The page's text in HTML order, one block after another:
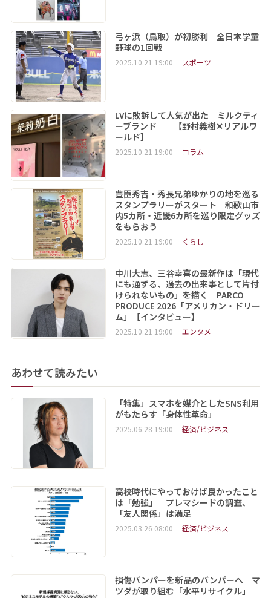
弓ヶ浜（鳥取）が初勝利 全日本学童
野球の1回戦
2025.10.21 19:00 スポーツ
LVに敗訴して人気が出た ミルクティ
ーブランド 【野村義樹✕リアルワ
ールド】
2025.10.21 19:00 コラム
豊臣秀吉・秀長兄弟ゆかりの地を巡る
スタンプラリーがスタート 和歌山市
内5カ所・近畿6カ所を巡り限定グッズ
をもらおう
2025.10.21 19:00 くらし
中川大志、三谷幸喜の最新作は「現代
にも通ずる、過去の出来事として片付
けられないもの」を描く PARCO
PRODUCE 2026「アメリカン・ドリー
ム」【インタビュー】
2025.10.21 19:00 エンタメ
あわせて読みたい
「特集」スマホを媒介としたSNS利用
がもたらす「身体性革命」
2025.06.28 19:00 経済/ビジネス
高校時代にやっておけば良かったこと
は「勉強」 プレマシードの調査、
「友人関係」は満足
2025.03.26 08:00 経済/ビジネス
損傷バンパーを新品のバンパーへ マ
ツダが取り組む「水平リサイクル」